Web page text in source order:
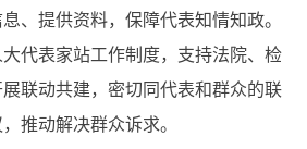
、提供资料，保障代表知情知政。
代表家站工作制度，支持法院、检
联动共建，密切同代表和群众的联
推动解决群众诉求。